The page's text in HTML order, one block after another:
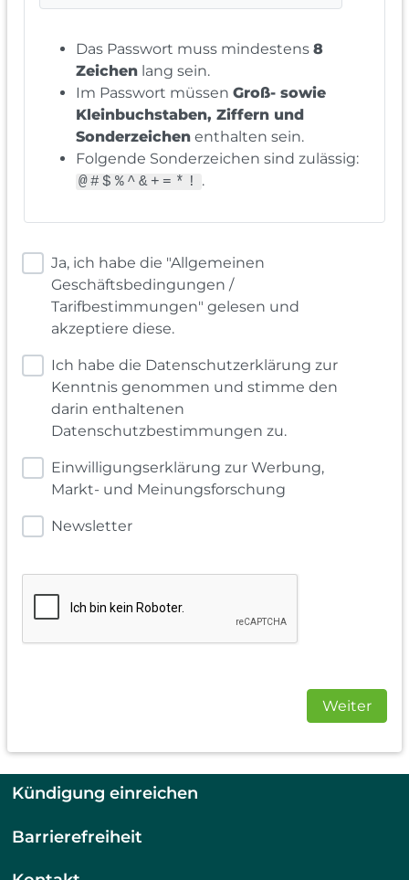
Das Passwort muss mindestens 8
Zeichen lang sein.
Im Passwort müssen Groß- sowie
Kleinbuchstaben, Ziffern und
Sonderzeichen enthalten sein.
Folgende Sonderzeichen sind zulässig:
@#$%^&+=*! .
Ja, ich habe die "Allgemeinen
Geschäftsbedingungen /
Tarifbestimmungen" gelesen und
akzeptiere diese.
Ich habe die Datenschutzerklärung zur
Kenntnis genommen und stimme den
darin enthaltenen
Datenschutzbestimmungen zu.
Einwilligungserklärung zur Werbung,
Markt- und Meinungsforschung
Newsletter
Weiter
Kündigung einreichen
Barrierefreiheit